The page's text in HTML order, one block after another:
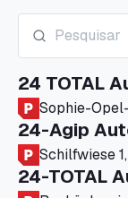
24 TOTAL
Sophie-
24-Agip
Schilfwiese
24-TOTAL